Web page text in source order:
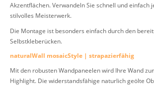
Akzentflächen. Verwandeln Sie schnell und einfach
stilvolles Meisterwerk.
Die Montage ist besonders einfach durch den
Selbstkleberücken.
naturalWall mosaicStyle | strapazierfähig
Mit den robusten Wandpaneelen wird Ihre Wand
Highlight. Die widerstandsfähige naturlich geölte